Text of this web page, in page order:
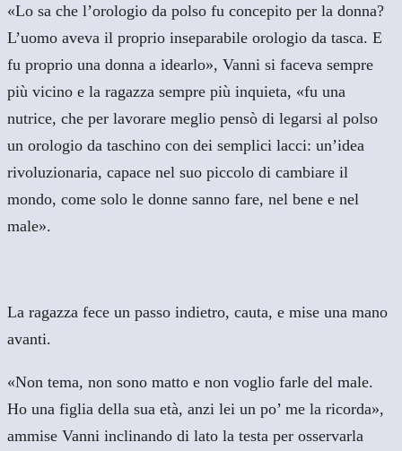
«Lo sa che l’orologio da polso fu concepito per la donna?
L’uomo aveva il proprio inseparabile orologio da tasca. E
fu proprio una donna a idearlo», Vanni si faceva sempre
più vicino e la ragazza sempre più inquieta, «fu una
nutrice, che per lavorare meglio pensò di legarsi al polso
un orologio da taschino con dei semplici lacci: un’idea
rivoluzionaria, capace nel suo piccolo di cambiare il
mondo, come solo le donne sanno fare, nel bene e nel
male».
La ragazza fece un passo indietro, cauta, e mise una mano
avanti.
«Non tema, non sono matto e non voglio farle del male.
Ho una figlia della sua età, anzi lei un po’ me la ricorda»,
ammise Vanni inclinando di lato la testa per osservarla